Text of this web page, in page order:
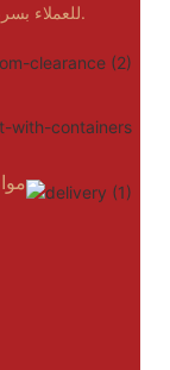
للعملاء بسرعة وأمان، مما يعزز كفاءة سلسلة التوريد.